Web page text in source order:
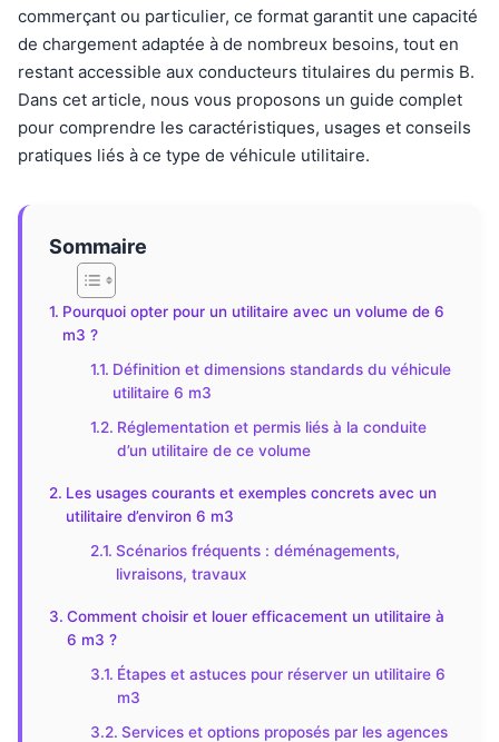
commerçant ou particulier, ce format garantit une capacité
de chargement adaptée à de nombreux besoins, tout en
restant accessible aux conducteurs titulaires du permis B.
Dans cet article, nous vous proposons un guide complet
pour comprendre les caractéristiques, usages et conseils
pratiques liés à ce type de véhicule utilitaire.
Sommaire
Pourquoi opter pour un utilitaire avec un volume de 6
m3 ?
Définition et dimensions standards du véhicule
utilitaire 6 m3
Réglementation et permis liés à la conduite
d’un utilitaire de ce volume
Les usages courants et exemples concrets avec un
utilitaire d’environ 6 m3
Scénarios fréquents : déménagements,
livraisons, travaux
Comment choisir et louer efficacement un utilitaire à
6 m3 ?
Étapes et astuces pour réserver un utilitaire 6
m3
Services et options proposés par les agences